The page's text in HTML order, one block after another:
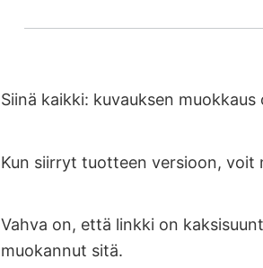
Siinä kaikki: kuvauksen
Kun siirryt tuotteen versioon, voit
Vahva on, että linkki on
muokannut sitä.